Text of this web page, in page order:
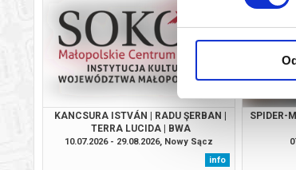
KANCSURA ISTVÁN | RADU ŞERBAN |
TERRA LUCIDA | BWA
10.07.2026 - 29.08.2026, Nowy Sącz
info
SPIDER-